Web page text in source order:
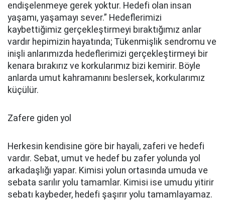
endişelenmeye gerek yoktur. Hedefi olan insan
yaşamı, yaşamayı sever.” Hedeflerimizi
kaybettiğimiz gerçekleştirmeyi bıraktığımız anlar
vardır hepimizin hayatında; Tükenmişlik sendromu ve
inişli anlarımızda hedeflerimizi gerçekleştirmeyi bir
kenara bırakırız ve korkularımız bizi kemirir. Böyle
anlarda umut kahramanını beslersek, korkularımız
küçülür.
Zafere giden yol
Herkesin kendisine göre bir hayali, zaferi ve hedefi
vardır. Sebat, umut ve hedef bu zafer yolunda yol
arkadaşlığı yapar. Kimisi yolun ortasında umuda ve
sebata sarılır yolu tamamlar. Kimisi ise umudu yitirir
sebatı kaybeder, hedefi şaşırır yolu tamamlayamaz.